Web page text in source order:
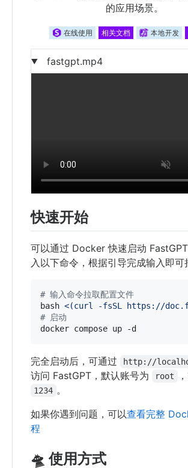
的应用场景。
fastgpt.mp4
快速开始
可以通过 Docker 快速启动
入以下命令，根据引导完成输入即可
# 输入命令拉取配置文件
bash <(curl -fsSL https://
# 启动
docker compose up -d
完全启动后，可通过 http://
访问 FastGPT，默认账号为 root
1234 。
如果你遇到问题，可以查看完整
程
🛸 使用方式